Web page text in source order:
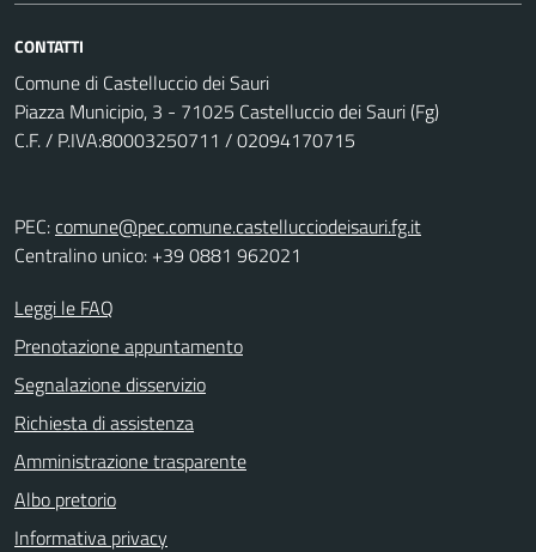
CONTATTI
Comune di Castelluccio dei Sauri
Piazza Municipio, 3 - 71025 Castelluccio dei Sauri (Fg)
C.F. / P.IVA:80003250711 / 02094170715
PEC:comune@pec.comune.castellucciodeisauri.fg.it
Centralino unico: +39 0881 962021
Leggi le FAQ
Prenotazione appuntamento
Segnalazione disservizio
Richiesta di assistenza
Amministrazione trasparente
Albo pretorio
Informativa privacy